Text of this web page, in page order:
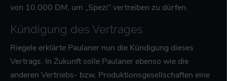
von 10.000 DM, um „Spezi“ vertreiben zu dürfen.
Kündigung des Vertrages
Riegele erklärte Paulaner nun die Kündigung dieses
Vertrags. In Zukunft solle Paulaner ebenso wie die
anderen Vertriebs- bzw. Produktionsgesellschaften eine